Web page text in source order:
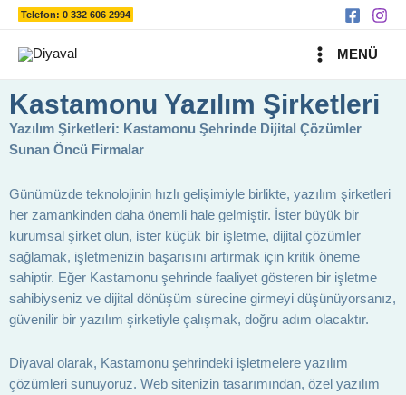
İçeriğeTelefon: 0 332 606 2994
MAIN
MENÜ
Kastamonu Yazılım Şirketleri
Yazılım Şirketleri: Kastamonu Şehrinde Dijital Çözümler
Sunan Öncü Firmalar
Günümüzde teknolojinin hızlı gelişimiyle birlikte, yazılım şirketleri
her zamankinden daha önemli hale gelmiştir. İster büyük bir
kurumsal şirket olun, ister küçük bir işletme, dijital çözümler
sağlamak, işletmenizin başarısını artırmak için kritik öneme
sahiptir. Eğer Kastamonu şehrinde faaliyet gösteren bir işletme
sahibiyseniz ve dijital dönüşüm sürecine girmeyi düşünüyorsanız,
güvenilir bir yazılım şirketiyle çalışmak, doğru adım olacaktır.
Diyaval olarak, Kastamonu şehrindeki işletmelere yazılım
çözümleri sunuyoruz. Web sitenizin tasarımından, özel yazılım
Ara